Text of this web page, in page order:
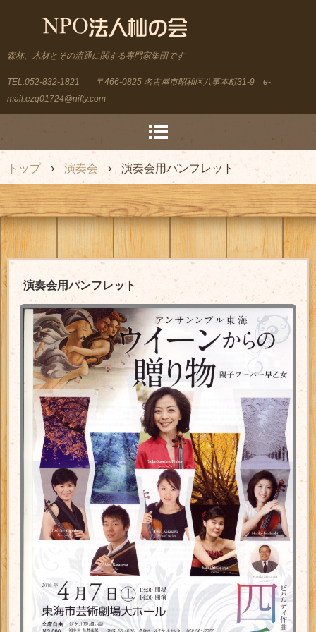
森林、木材とその流通に関する専門家集団です
TEL.052-832-1821
〒466-0825 名古屋市昭和区八事本町31-9 e-
mail:ezq01724@nifty.com
トップ › 演奏会 › 演奏会用パンフレット
演奏会用パンフレット